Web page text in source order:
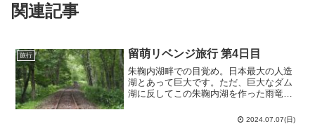
関連記事
旅行 留萌リベンジ旅行 第4日目
朱鞠内湖畔での目覚め。日本最大の人造
湖とあって巨大です。ただ、巨大なダム
湖に反してこの朱鞠内湖を作った雨竜第
っても日本第50位タイの八ッ場ダム
（2017/6/3）の4割にも満たない45.5mし
2024.07.07(日)